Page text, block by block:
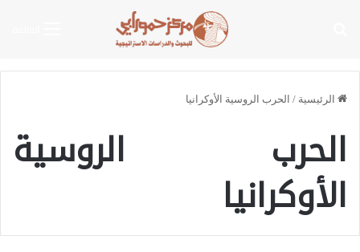
الرئيسية / الحرب الروسية الأوكرانيا
الحرب الروسية
الأوكرانيا